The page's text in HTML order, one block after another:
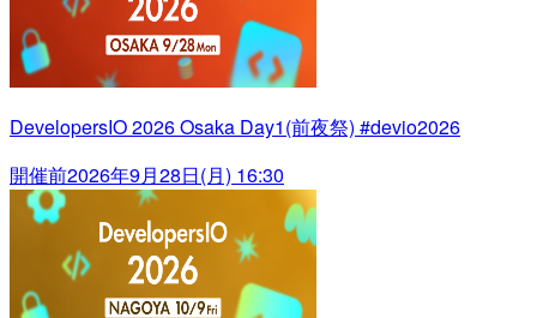
DevelopersIO 2026 Osaka Day1(前夜祭) #devio2026
開催前2026年9月28日(月) 16:30